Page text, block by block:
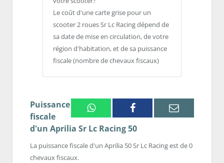
Le coût d'une carte grise pour un
scooter 2 roues Sr Lc Racing dépend de
sa date de mise en circulation, de votre
région d'habitation, et de sa puissance
fiscale (nombre de chevaux fiscaux)
WhatsappFacebook Email
Puissance
fiscale
d'un Aprilia Sr Lc Racing 50
La puissance fiscale d'un Aprilia 50 Sr Lc Racing est de 0
chevaux fiscaux.